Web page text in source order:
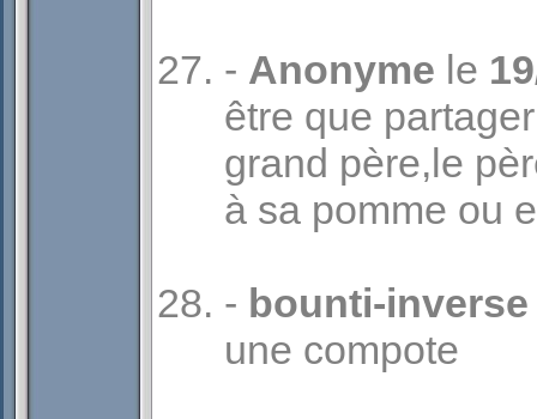
- Anonyme le
être que
grand père,le
à sa pomme ou
- bounti-inverse
une compote